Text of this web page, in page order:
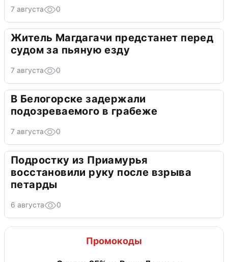
7 августа 0
Житель Магдагачи предстанет перед
судом за пьяную езду
7 августа 0
В Белогорске задержали
подозреваемого в грабеже
7 августа 0
Подростку из Приамурья
восстановили руку после взрыва
петарды
6 августа 0
Промокоды